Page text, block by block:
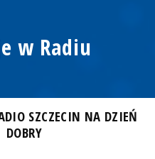
w Radiu
SZCZECIN NA DZIEŃ
DOBRY